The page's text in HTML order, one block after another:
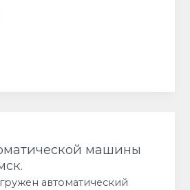
машины
автоматический